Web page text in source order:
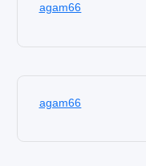
agam66
agam66